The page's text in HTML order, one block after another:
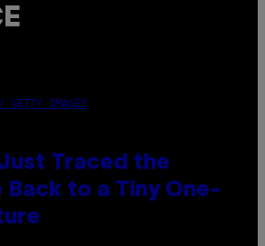
GETTY IMAGES
Traced the
Back to a Tiny One-